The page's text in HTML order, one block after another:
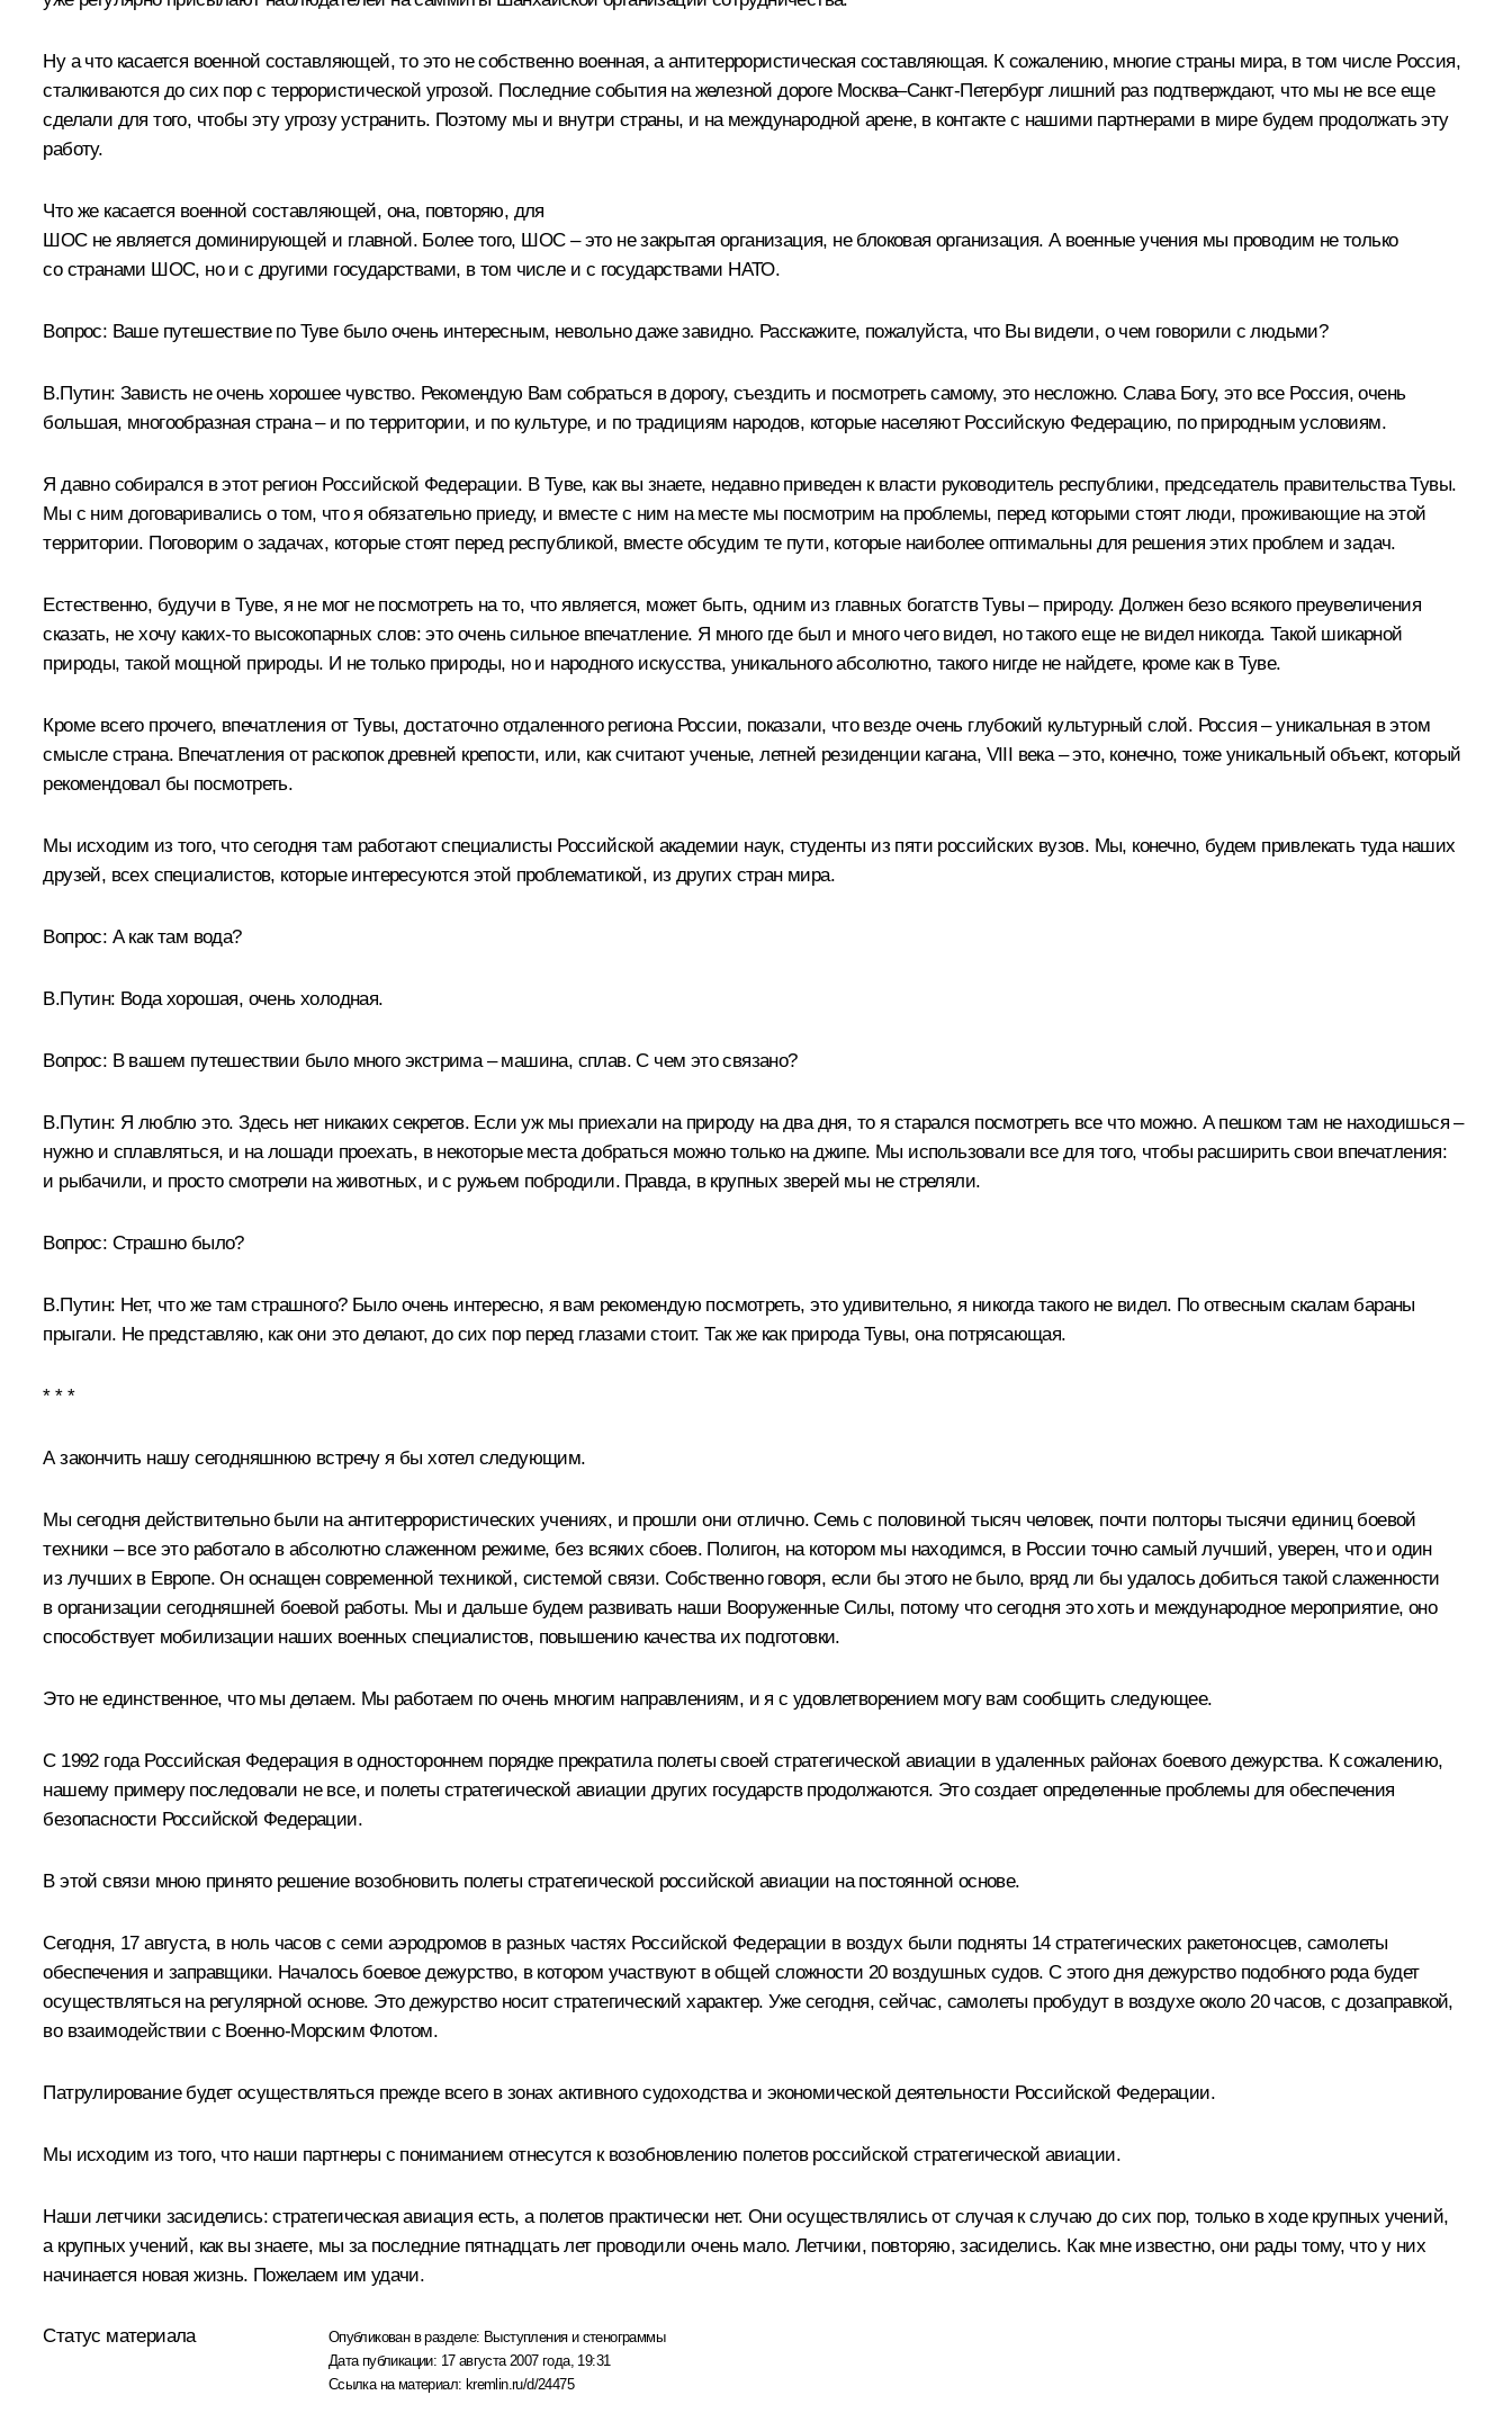
Ну а что касается военной составляющей, то это не собственно военная, а антитеррористическая составляющая. К сожалению, многие страны мира, в том числе Россия,
сталкиваются до сих пор с террористической угрозой. Последние события на железной дороге Москва–Санкт-Петербург лишний раз подтверждают, что мы не все еще
сделали для того, чтобы эту угрозу устранить. Поэтому мы и внутри страны, и на международной арене, в контакте с нашими партнерами в мире будем продолжать эту
работу.
Что же касается военной составляющей, она, повторяю, для
ШОС не является доминирующей и главной. Более того, ШОС – это не закрытая организация, не блоковая организация. А военные учения мы проводим не только
со странами ШОС, но и с другими государствами, в том числе и с государствами НАТО.
Вопрос: Ваше путешествие по Туве было очень интересным, невольно даже завидно. Расскажите, пожалуйста, что Вы видели, о чем говорили с людьми?
В.Путин: Зависть не очень хорошее чувство. Рекомендую Вам собраться в дорогу, съездить и посмотреть самому, это несложно. Слава Богу, это все Россия, очень
большая, многообразная страна – и по территории, и по культуре, и по традициям народов, которые населяют Российскую Федерацию, по природным условиям.
Я давно собирался в этот регион Российской Федерации. В Туве, как вы знаете, недавно приведен к власти руководитель республики, председатель правительства Тувы.
Мы с ним договаривались о том, что я обязательно приеду, и вместе с ним на месте мы посмотрим на проблемы, перед которыми стоят люди, проживающие на этой
территории. Поговорим о задачах, которые стоят перед республикой, вместе обсудим те пути, которые наиболее оптимальны для решения этих проблем и задач.
Естественно, будучи в Туве, я не мог не посмотреть на то, что является, может быть, одним из главных богатств Тувы – природу. Должен безо всякого преувеличения
сказать, не хочу каких‑то высокопарных слов: это очень сильное впечатление. Я много где был и много чего видел, но такого еще не видел никогда. Такой шикарной
природы, такой мощной природы. И не только природы, но и народного искусства, уникального абсолютно, такого нигде не найдете, кроме как в Туве.
Кроме всего прочего, впечатления от Тувы, достаточно отдаленного региона России, показали, что везде очень глубокий культурный слой. Россия – уникальная в этом
смысле страна. Впечатления от раскопок древней крепости, или, как считают ученые, летней резиденции кагана, VIII века – это, конечно, тоже уникальный объект, который
рекомендовал бы посмотреть.
Мы исходим из того, что сегодня там работают специалисты Российской академии наук, студенты из пяти российских вузов. Мы, конечно, будем привлекать туда наших
друзей, всех специалистов, которые интересуются этой проблематикой, из других стран мира.
Вопрос: А как там вода?
В.Путин: Вода хорошая, очень холодная.
Вопрос: В вашем путешествии было много экстрима – машина, сплав. С чем это связано?
В.Путин: Я люблю это. Здесь нет никаких секретов. Если уж мы приехали на природу на два дня, то я старался посмотреть все что можно. А пешком там не находишься –
нужно и сплавляться, и на лошади проехать, в некоторые места добраться можно только на джипе. Мы использовали все для того, чтобы расширить свои впечатления:
и рыбачили, и просто смотрели на животных, и с ружьем побродили. Правда, в крупных зверей мы не стреляли.
Вопрос: Страшно было?
В.Путин: Нет, что же там страшного? Было очень интересно, я вам рекомендую посмотреть, это удивительно, я никогда такого не видел. По отвесным скалам бараны
прыгали. Не представляю, как они это делают, до сих пор перед глазами стоит. Так же как природа Тувы, она потрясающая.
* * *
А закончить нашу сегодняшнюю встречу я бы хотел следующим.
Мы сегодня действительно были на антитеррористических учениях, и прошли они отлично. Семь с половиной тысяч человек, почти полторы тысячи единиц боевой
техники – все это работало в абсолютно слаженном режиме, без всяких сбоев. Полигон, на котором мы находимся, в России точно самый лучший, уверен, что и один
из лучших в Европе. Он оснащен современной техникой, системой связи. Собственно говоря, если бы этого не было, вряд ли бы удалось добиться такой слаженности
в организации сегодняшней боевой работы. Мы и дальше будем развивать наши Вооруженные Силы, потому что сегодня это хоть и международное мероприятие, оно
способствует мобилизации наших военных специалистов, повышению качества их подготовки.
Это не единственное, что мы делаем. Мы работаем по очень многим направлениям, и я с удовлетворением могу вам сообщить следующее.
С 1992 года Российская Федерация в одностороннем порядке прекратила полеты своей стратегической авиации в удаленных районах боевого дежурства. К сожалению,
нашему примеру последовали не все, и полеты стратегической авиации других государств продолжаются. Это создает определенные проблемы для обеспечения
безопасности Российской Федерации.
В этой связи мною принято решение возобновить полеты стратегической российской авиации на постоянной основе.
Сегодня, 17 августа, в ноль часов с семи аэродромов в разных частях Российской Федерации в воздух были подняты 14 стратегических ракетоносцев, самолеты
обеспечения и заправщики. Началось боевое дежурство, в котором участвуют в общей сложности 20 воздушных судов. С этого дня дежурство подобного рода будет
осуществляться на регулярной основе. Это дежурство носит стратегический характер. Уже сегодня, сейчас, самолеты пробудут в воздухе около 20 часов, с дозаправкой,
во взаимодействии с Военно-Морским Флотом.
Патрулирование будет осуществляться прежде всего в зонах активного судоходства и экономической деятельности Российской Федерации.
Мы исходим из того, что наши партнеры с пониманием отнесутся к возобновлению полетов российской стратегической авиации.
Наши летчики засиделись: стратегическая авиация есть, а полетов практически нет. Они осуществлялись от случая к случаю до сих пор, только в ходе крупных учений,
а крупных учений, как вы знаете, мы за последние пятнадцать лет проводили очень мало. Летчики, повторяю, засиделись. Как мне известно, они рады тому, что у них
начинается новая жизнь. Пожелаем им удачи.
Статус материала Опубликован в разделе: Выступления и стенограммы
Дата публикации: 17 августа 2007 года, 19:31
Ссылка на материал: kremlin.ru/d/24475